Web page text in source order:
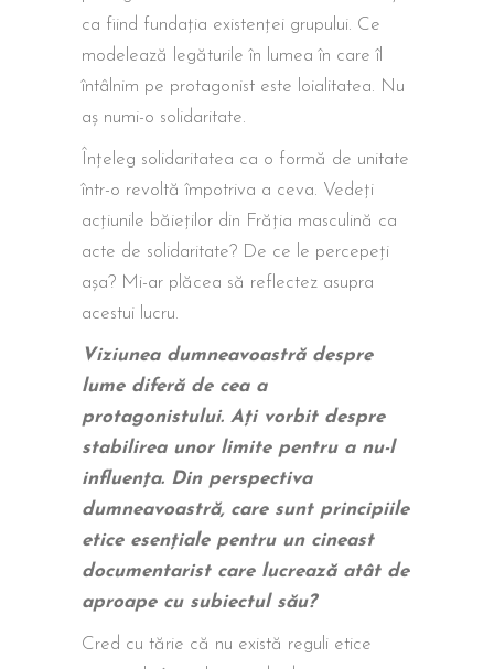
ca fiind fundația existenței grupului. Ce
modelează legăturile în lumea în care îl
întâlnim pe protagonist este loialitatea. Nu
aș numi-o solidaritate.
Înțeleg solidaritatea ca o formă de unitate
într-o revoltă împotriva a ceva. Vedeți
acțiunile băieților din Frăția masculină ca
acte de solidaritate? De ce le percepeți
așa? Mi-ar plăcea să reflectez asupra
acestui lucru.
Viziunea dumneavoastră despre
lume diferă de cea a
protagonistului. Ați vorbit despre
stabilirea unor limite pentru a nu-l
influența. Din perspectiva
dumneavoastră, care sunt principiile
etice esențiale pentru un cineast
documentarist care lucrează atât de
aproape cu subiectul său?
Cred cu tărie că nu există reguli etice